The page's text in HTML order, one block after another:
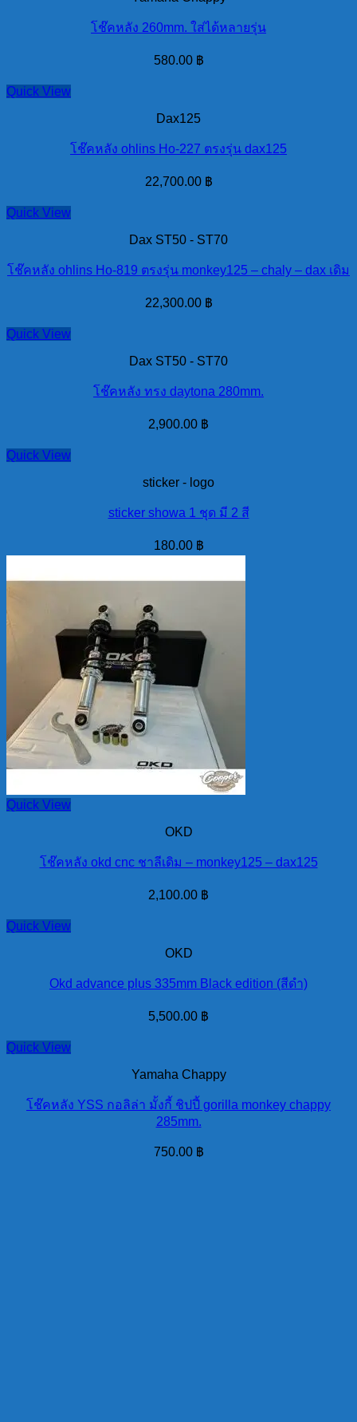
โช๊คหลัง 260mm. ใส่ได้หลายรุ่น
580.00 ฿
Quick View
Dax125
โช๊คหลัง ohlins Ho-227 ตรงรุ่น dax125
22,700.00 ฿
Quick View
Dax ST50 - ST70
โช๊คหลัง ohlins Ho-819 ตรงรุ่น monkey125 – chaly – dax เดิม
22,300.00 ฿
Quick View
Dax ST50 - ST70
โช๊คหลัง ทรง daytona 280mm.
2,900.00 ฿
Quick View
sticker - logo
sticker showa 1 ชุด มี 2 สี
180.00 ฿
Quick View
OKD
โช๊คหลัง okd cnc ชาลีเดิม – monkey125 – dax125
2,100.00 ฿
Quick View
OKD
Okd advance plus 335mm Black edition (สีดำ)
5,500.00 ฿
Quick View
Yamaha Chappy
โช๊คหลัง YSS กอลิล่า มั้งกี้ ชิปปี้ gorilla monkey chappy
285mm.
750.00 ฿